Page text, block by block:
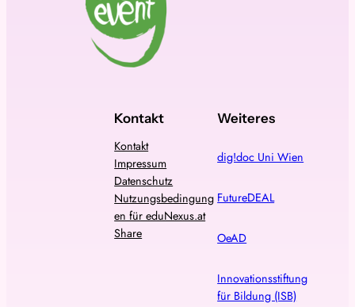
Kontakt
Kontakt
Impressum
Datenschutz
Nutzungsbedingung
en für eduNexus.at
Share
Weiteres
dig!doc Uni Wien
FutureDEAL
OeAD
Innovationsstiftung
für Bildung (ISB)